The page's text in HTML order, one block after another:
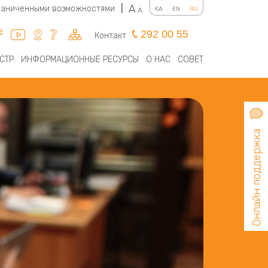
возможностями A A KA EN RU
Контакт 292 00 55
ИНФОРМАЦИОННЫЕ РЕСУРСЫ О НАС СОВЕТ
Онлайн поддержка